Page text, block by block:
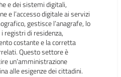
e dei sistemi digitali,
e l’accesso digitale ai servizi
gestisce l’anagrafe, lo
registri di residenza,
costante e la corretta
Questo settore è
un’amministrazione
alle esigenze dei cittadini.